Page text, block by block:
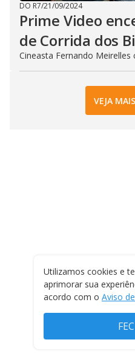
DO R7/21/09/2024
Prime Video
de Corrida dos
Cineasta Fernando
VEJA
Utilizamos cookies e
aprimorar sua
acordo com o Aviso